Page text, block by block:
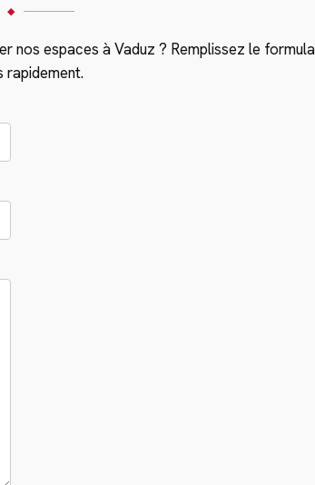
◆
nos espaces à Vaduz ? Remplissez le
rapidement.